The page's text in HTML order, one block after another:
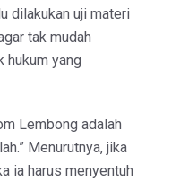
dilakukan uji materi
tak mudah
hukum yang
Lembong adalah
Menurutnya, jika
ia harus menyentuh